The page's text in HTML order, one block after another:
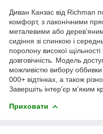
Диван Канзас від Richman
комфорт, з лаконічними
металевими або
сидіння зі спинкою і
поролону високої щільності
довговічність. Модель
можливістю вибору
000+ відтінках, а також
Завершіть інтер'єр м'яким
Приховати